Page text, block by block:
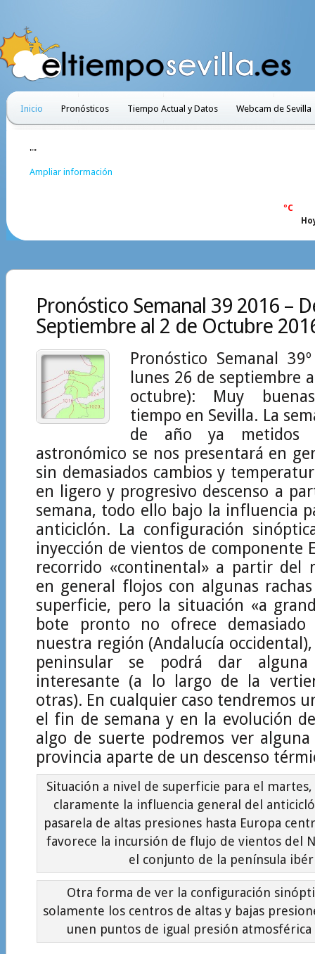
Inicio Pronósticos Tiempo Actual y Datos Webcam de Sevilla
""
Ampliar información
ºC
Pronóstico Semanal 39 2016 –
Septiembre al 2 de Octubre
Pronóstico Semanal
lunes 26 de septiembre
octubre): Muy
tiempo en Sevilla. La
de año ya
astronómico se nos presentará en
sin demasiados cambios y
en ligero y progresivo descenso a
semana, todo ello bajo la influencia
anticiclón. La configuración
inyección de vientos de componente
recorrido «continental» a partir del
en general flojos con algunas
superficie, pero la situación «a
bote pronto no ofrece demasiado
nuestra región (Andalucía
peninsular se podrá dar alguna
interesante (a lo largo de la
otras). En cualquier caso tendremos
el fin de semana y en la evolución
algo de suerte podremos ver
provincia aparte de un descenso
Situación a nivel de superficie para el
claramente la influencia general del
pasarela de altas presiones hasta Europa
favorece la incursión de flujo de vientos del
el conjunto de la península
Otra forma de ver la configuración
solamente los centros de altas y bajas
unen puntos de igual presión atmosférica